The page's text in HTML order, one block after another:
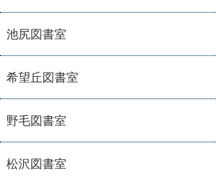
池尻図書室
希望丘図書室
野毛図書室
松沢図書室